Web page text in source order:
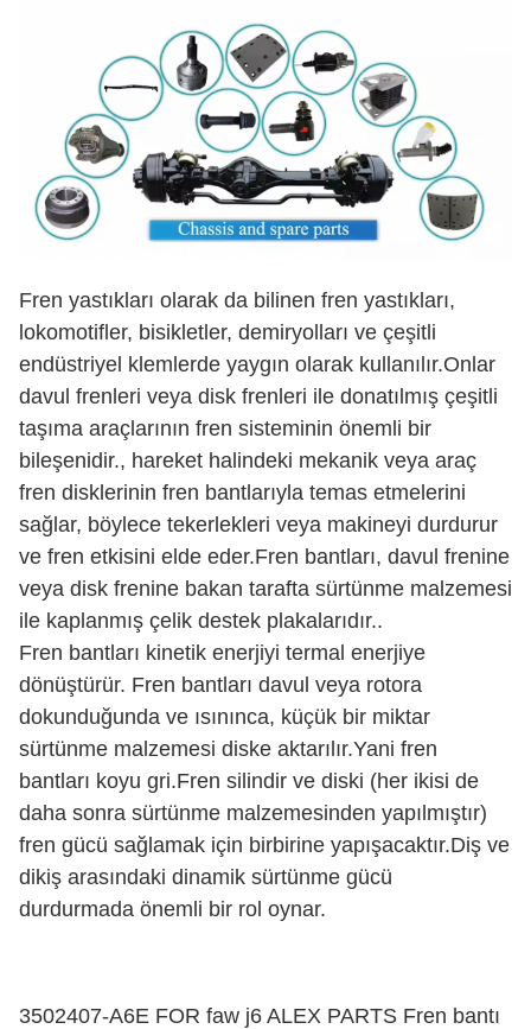
Fren yastıkları olarak da bilinen fren yastıkları,
lokomotifler, bisikletler, demiryolları ve çeşitli
endüstriyel klemlerde yaygın olarak kullanılır.Onlar
davul frenleri veya disk frenleri ile donatılmış çeşitli
taşıma araçlarının fren sisteminin önemli bir
bileşenidir., hareket halindeki mekanik veya araç
fren disklerinin fren bantlarıyla temas etmelerini
sağlar, böylece tekerlekleri veya makineyi durdurur
ve fren etkisini elde eder.Fren bantları, davul frenine
veya disk frenine bakan tarafta sürtünme malzemesi
ile kaplanmış çelik destek plakalarıdır..
Fren bantları kinetik enerjiyi termal enerjiye
dönüştürür. Fren bantları davul veya rotora
dokunduğunda ve ısınınca, küçük bir miktar
sürtünme malzemesi diske aktarılır.Yani fren
bantları koyu gri.Fren silindir ve diski (her ikisi de
daha sonra sürtünme malzemesinden yapılmıştır)
fren gücü sağlamak için birbirine yapışacaktır.Diş ve
dikiş arasındaki dinamik sürtünme gücü
durdurmada önemli bir rol oynar.
3502407-A6E FOR faw j6 ALEX PARTS Fren bantı